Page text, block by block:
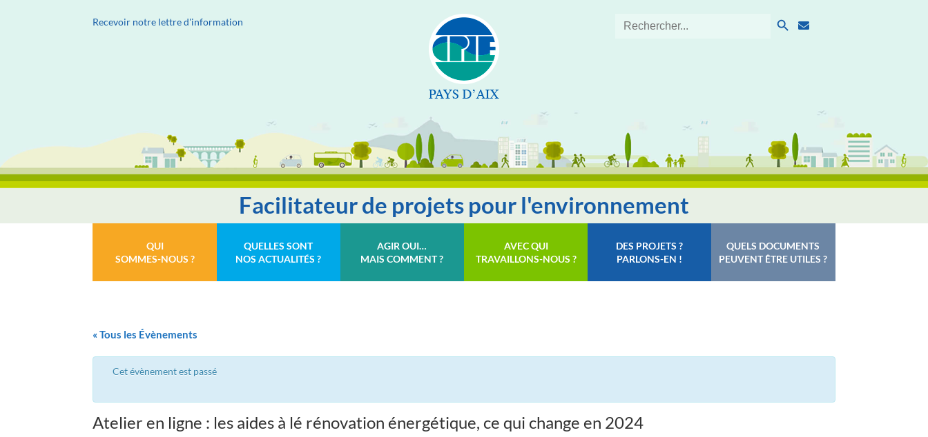
Recevoir notre lettre d'information
Search
for:
Facilitateur de projets pour l'environnement
QUI
SOMMES-NOUS ?
QUELLES SONT
NOS ACTUALITÉS ?
AGIR OUI…
MAIS COMMENT ?
AVEC QUI
TRAVAILLONS-NOUS ?
DES PROJETS ?
PARLONS-EN !
QUELS DOCUMENTS
PEUVENT ÊTRE UTILES ?
« Tous les Évènements
Cet évènement est passé
Atelier en ligne : les aides à lé rénovation énergétique, ce qui change en 2024